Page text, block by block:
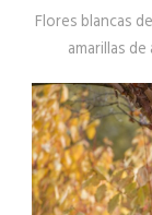
Flores blancas
amarillas